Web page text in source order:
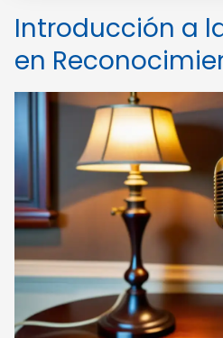
Introducción a
en